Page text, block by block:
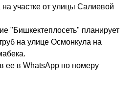
участке от улицы Салиевой
"Бишкектеплосеть" планирует
на улице Осмонкула на
ее в WhatsApp по номеру